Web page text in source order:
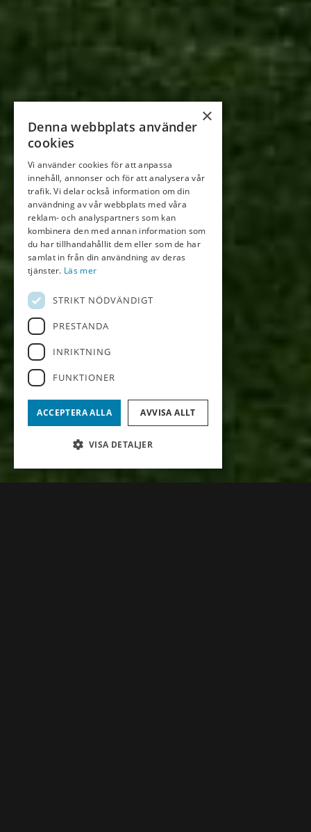
×
Denna webbplats använder
cookies
Vi använder cookies för att anpassa
innehåll, annonser och för att analysera vår
trafik. Vi delar också information om din
användning av vår webbplats med våra
reklam- och analyspartners som kan
kombinera den med annan information som
du har tillhandahållit dem eller som de har
samlat in från din användning av deras
tjänster. Läs mer
STRIKT NÖDVÄNDIGT
PRESTANDA
INRIKTNING
FUNKTIONER
ACCEPTERA ALLA AVVISA ALLT
VISA DETALJER